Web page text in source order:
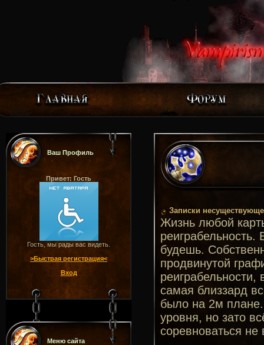
Ваш Профиль
Привет: Гость
Гость, мы рады вас видеть.
>Быстрая регистрация<
Вход
Меню сайта
Записки
Жизнь любой
будешь.
продвинутой
самая близзард
было на 2м плане.
уровня, но зато
соревноваться не